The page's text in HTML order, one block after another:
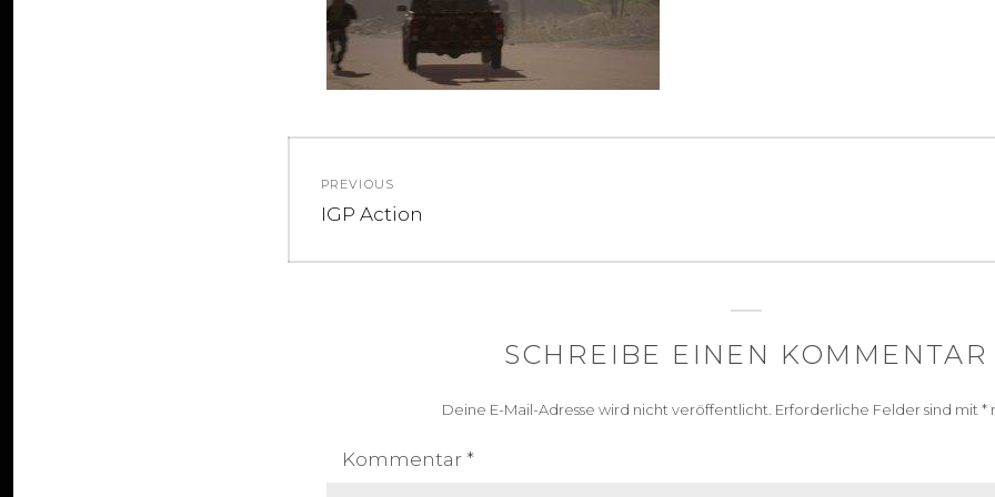
PREVIOUS
Previous
IGP Action
SCHREIBE EINEN KOMMENTAR
Deine E-Mail-Adresse wird nicht veröffentlicht. Erforderliche Felder sind mit *
Kommentar *